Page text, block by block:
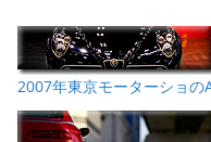
2007年東京モーターショの